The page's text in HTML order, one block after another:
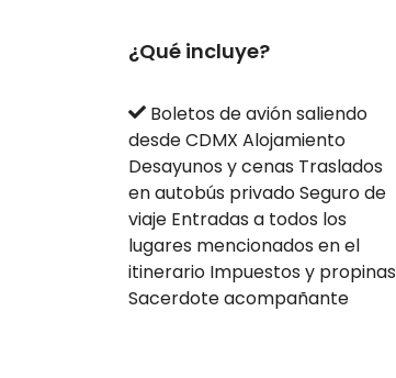
¿Qué incluye?
Boletos de avión saliendo
desde CDMX Alojamiento
Desayunos y cenas Traslados
en autobús privado Seguro de
viaje Entradas a todos los
lugares mencionados en el
itinerario Impuestos y propinas
Sacerdote acompañante